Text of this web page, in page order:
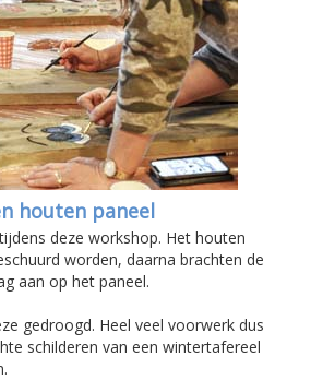
houten paneel
deze workshop. Het houten
worden, daarna brachten de
aan op het paneel.
gedroogd. Heel veel voorwerk dus
schilderen van een wintertafereel